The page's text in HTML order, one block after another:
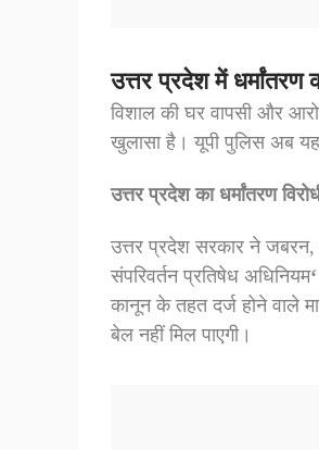
उत्तर प्रदेश में धर्मांतरण
विशाल की घर वापसी और
खुलासा है। यूपी पुलिस अब
उत्तर प्रदेश का धर्मांतरण
उत्तर प्रदेश सरकार ने जबरन,
संपरिवर्तन प्रतिषेध अधिनियम‘
कानून के तहत दर्ज होने वाले
बेल नहीं मिल पाएगी।